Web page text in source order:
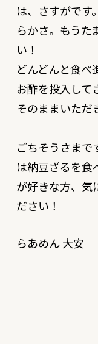
は、さすがです
らかさ。もうた
い！
どんどんと食べ
お酢を投入して
そのままいただ
ごちそうさまで
は納豆ざるを食
が好きな方、気
ださい！
らあめん 大安